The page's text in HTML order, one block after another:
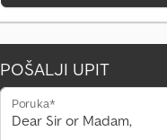
POŠALJI UPIT
Poruka*